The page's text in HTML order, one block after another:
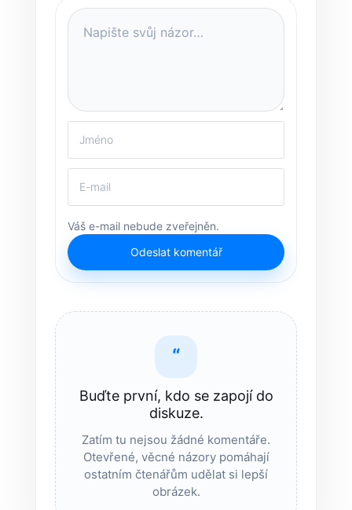
Váš e-mail nebude zveřejněn.
Odeslat komentář
“
Buďte první, kdo se zapojí do
diskuze.
Zatím tu nejsou žádné komentáře.
Otevřené, věcné názory pomáhají
ostatním čtenářům udělat si lepší
obrázek.